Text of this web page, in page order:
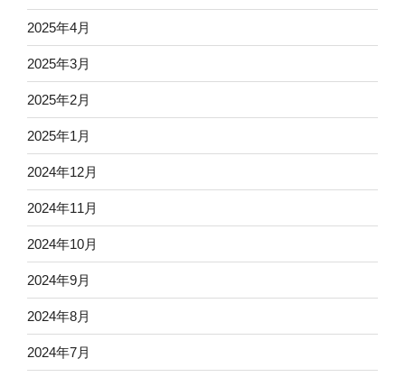
2025年4月
2025年3月
2025年2月
2025年1月
2024年12月
2024年11月
2024年10月
2024年9月
2024年8月
2024年7月